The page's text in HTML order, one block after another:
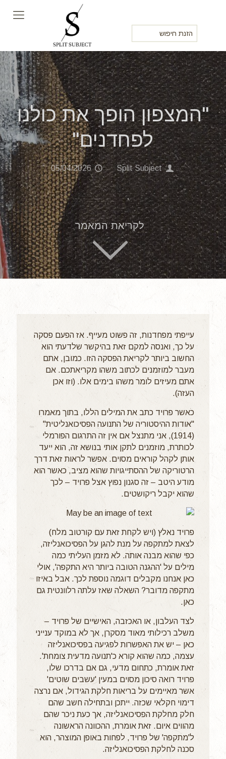
"המצפון הופך את כולנו
לפחדנים"
Split Subject
05/04/2026
עייפתי מפחדנות, זה פשוט מעייף. אז הפעם פסקה
על כך, ואנסה למקם זאת בהיקשר שלדעתי הוא
החשוב ביותר לקריאת הפסקה הזו. כמובן, אתם
מעבר למוזמנים לכתוב משהו מקריאתכם. אם
אתם מעיזים לומר משהו בימים אלו. (וזו אכן
העזה).
כאשר פרויד כתב את המילים הללו, בתוך מאמרו
"אודות ההיסטוריה של התנועה הפסיכואנליטית"
(1914), אני מתנצל אם אין זה התרגום הפורמלי
לכותרת, מוזמנים לתקן אותי בנושא זה, הוא ייעד
אותן לקהל קוראים מסוים. אפשר לראות זאת דרך
הרטוריקה של ההסתייגויות שהוא מציב, כאשר הוא
מודע היטב – זה סגנון נפוץ אצל פרויד – לכך
שהוא יקבל ריקושטים.
פרויד נאלץ (ויש לקחת זאת עם קורטוב מלח)
לצאת למתקפה על מנת להגן על הפסיכואנליזה,
כפי שהוא מבנה אותה. לא מזמן העליתי כמה
מילים על 'ההגנה הטובה ביותר היא התקפה', אולי
כאן אנחנו מקבלים דוגמה נוספת לכך. אבל באיזו
מתקפה מדובר? השאלה שאז עלתה רלוונטית גם
כאן.
לצד העלבון, או האכזבה, האישיים של פרויד –
משלב רכילותי מאוד מסקרן, אך לא במוקד ענייני
כאן – יש את האפשרות לפגיעה בפסיכואנליזה
עצמה, כמה שהוא קורא כ'תנועה מדעית צומחת'.
זאת אומרת, כתחום מדעי, גם אם בדרכו שלו,
פרויד רואה סיכון מסוים במעין 'עשבים שוטים'
אשר מאיימים על בריאות חלקת הגידול, אם נרצה
דימוי חקלאי שכזה. ייתכן ובתחילה חשב שהם
חלק מחלקת הפסיכואנליזה, אך כעת ניכר שהם
מהווים איום. זאת אומרת, ההכוונה הראשונה
ל'מתקפה' של פרויד, לפחות באופן המוצהר, הוא
סכנה לחלקת הפסיכואנליזה.